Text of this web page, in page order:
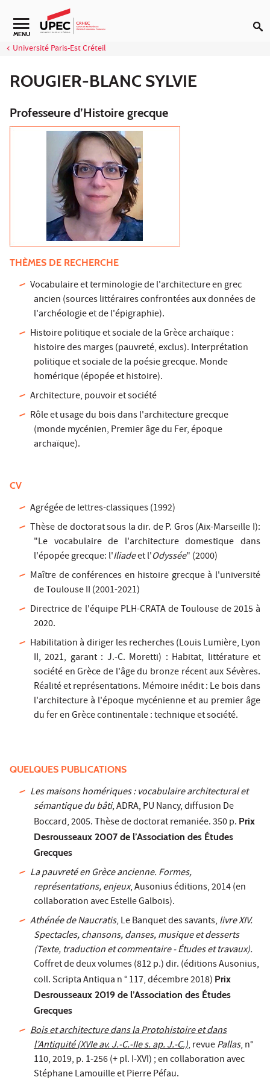
Aller au contenu
Navigation secondaire
MENU
Université Paris-Est Créteil
ROUGIER-BLANC SYLVIE
Professeure d’Histoire grecque
THÈMES DE RECHERCHE
Vocabulaire et terminologie de l'architecture en grec
ancien (sources littéraires confrontées aux données de
l'archéologie et de l'épigraphie).
Histoire politique et sociale de la Grèce archaïque :
histoire des marges (pauvreté, exclus). Interprétation
politique et sociale de la poésie grecque. Monde
homérique (épopée et histoire).
Architecture, pouvoir et société
Rôle et usage du bois dans l'architecture grecque
(monde mycénien, Premier âge du Fer, époque
archaïque).
CV
Agrégée de lettres-classiques (1992)
Thèse de doctorat sous la dir. de P. Gros (Aix-Marseille I):
"Le vocabulaire de l'architecture domestique dans
l'épopée grecque: l'Iliadeet l'Odyssée" (2000)
Maître de conférences en histoire grecque à l'université
de Toulouse II (2001-2021)
Directrice de l'équipe PLH-CRATA de Toulouse de 2015 à
2020.
Habilitation à diriger les recherches (Louis Lumière, Lyon
II, 2021, garant : J.-C. Moretti) : Habitat, littérature et
société en Grèce de l'âge du bronze récent aux Sévères.
Réalité et représentations. Mémoire inédit : Le bois dans
l'architecture à l'époque mycénienne et au premier âge
du fer en Grèce continentale : technique et société.
QUELQUES PUBLICATIONS
Les maisons homériques : vocabulaire architectural et
sémantique du bâti, ADRA, PU Nancy, diffusion De
Boccard, 2005. Thèse de doctorat remaniée. 350 p. Prix
Desrousseaux 2007 de l’Association des Études
Grecques
La pauvreté en Grèce ancienne. Formes,
représentations, enjeux, Ausonius éditions, 2014 (en
collaboration avec Estelle Galbois).
Athénée de Naucratis, Le Banquet des savants, livre XIV.
Spectacles, chansons, danses, musique et desserts
(Texte, traduction et commentaire - Études et travaux).
Coffret de deux volumes (812 p.) dir. (éditions Ausonius,
coll. Scripta Antiqua n ° 117, décembre 2018) Prix
Desrousseaux 2019 de l’Association des Études
Grecques
Bois et architecture dans la Protohistoire et dans
l’Antiquité (XVIe av. J.-C.-IIe s. ap. J.-C.), revuePallas, n°
110, 2019, p. 1-256 (+ pl. I-XVI) ; en collaboration avec
Stéphane Lamouille et Pierre Péfau.